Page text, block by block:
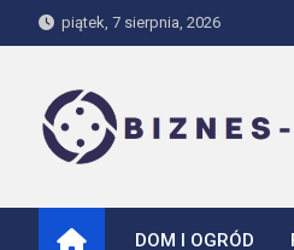
to
piątek, 7 sierpnia, 2026
biznes-
DOM I OGRÓD